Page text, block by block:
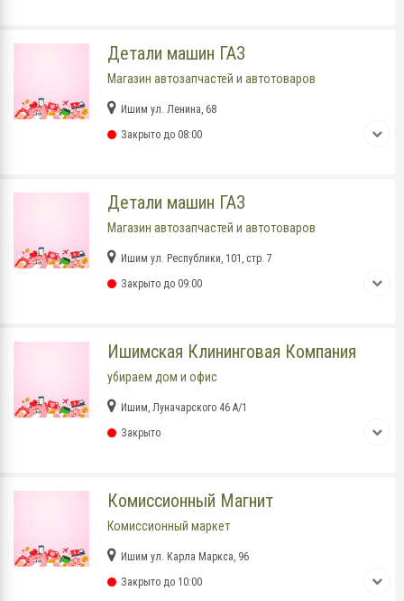
Детали машин ГАЗ
Магазин автозапчастей и автотоваров
Ишим ул. Ленина, 68
Закрыто до 08:00
Детали машин ГАЗ
Магазин автозапчастей и автотоваров
Ишим ул. Республики, 101, стр. 7
Закрыто до 09:00
Ишимская Клининговая Компания
убираем дом и офис
Ишим, Луначарского 46 А/1
Закрыто
Комиссионный Магнит
Комиссионный маркет
Ишим ул. Карла Маркса, 96
Закрыто до 10:00